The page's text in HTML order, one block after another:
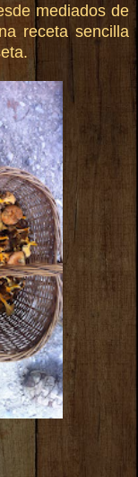
mediados de
receta sencilla